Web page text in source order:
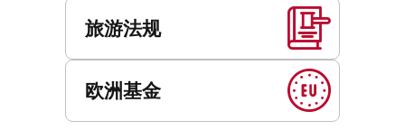
旅游法规
欧洲基金